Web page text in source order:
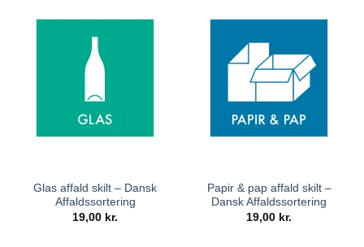
Glas affald skilt – Dansk
Affaldssortering
19,00 kr.
Papir & pap affald skilt –
Dansk Affaldssortering
19,00 kr.